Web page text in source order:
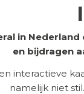
in
en bijdragen
interactieve
namelijk niet